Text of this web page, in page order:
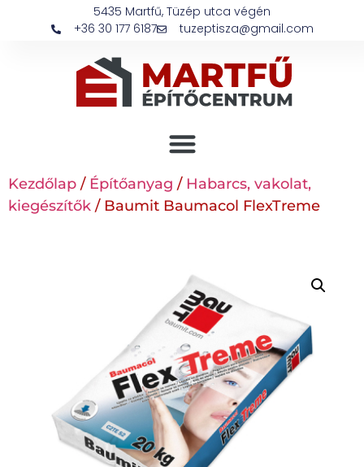
5435 Martfű, Tüzép utca végén
+36 30 177 6187
tuzeptisza@gmail.com
Kezdőlap / Építőanyag / Habarcs, vakolat,
kiegészítők / Baumit Baumacol FlexTreme